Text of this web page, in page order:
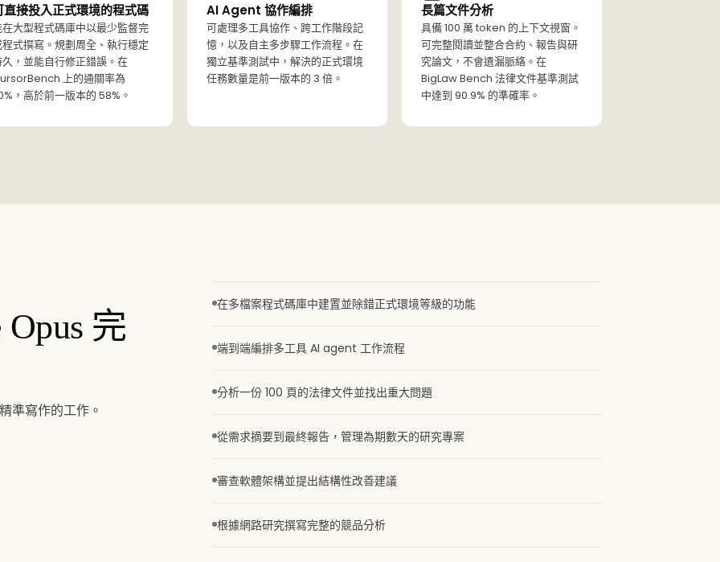
直接投入正式環境的程式碼
大型程式碼庫中以最少監督完
式撰寫。規劃周全、執行穩定
，並能自行修正錯誤。在
上的通關率為
，高於前一版本的 58%。
AI Agent 協作編排
可處理多工具協作、跨工作階段記
憶，以及自主多步驟工作流程。在
獨立基準測試中，解決的正式環境
任務數量是前一版本的 3 倍。
長篇文件分析
具備 100 萬 token 的上下文視窗。
可完整閱讀並整合合約、報告與研
究論文，不會遺漏脈絡。在
BigLaw Bench 法律文件基準測試
中達到 90.9% 的準確率。
完
準寫作的工作。
在多檔案程式碼庫中建置並除錯正式環境等級的功能
端到端編排多工具 AI agent 工作流程
分析一份 100 頁的法律文件並找出重大問題
從需求摘要到最終報告，管理為期數天的研究專案
審查軟體架構並提出結構性改善建議
根據網路研究撰寫完整的競品分析